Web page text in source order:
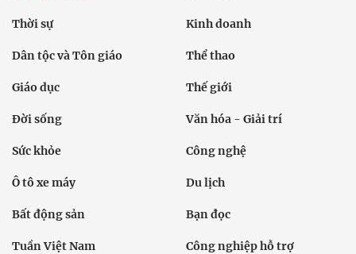
Thời sự Kinh doanh
Dân tộc và Tôn giáo Thể thao
Giáo dục Thế giới
Đời sống Văn hóa - Giải trí
Sức khỏe Công nghệ
Ô tô xe máy Du lịch
Bất động sản Bạn đọc
Tuần Việt Nam Công nghiệp hỗ trợ